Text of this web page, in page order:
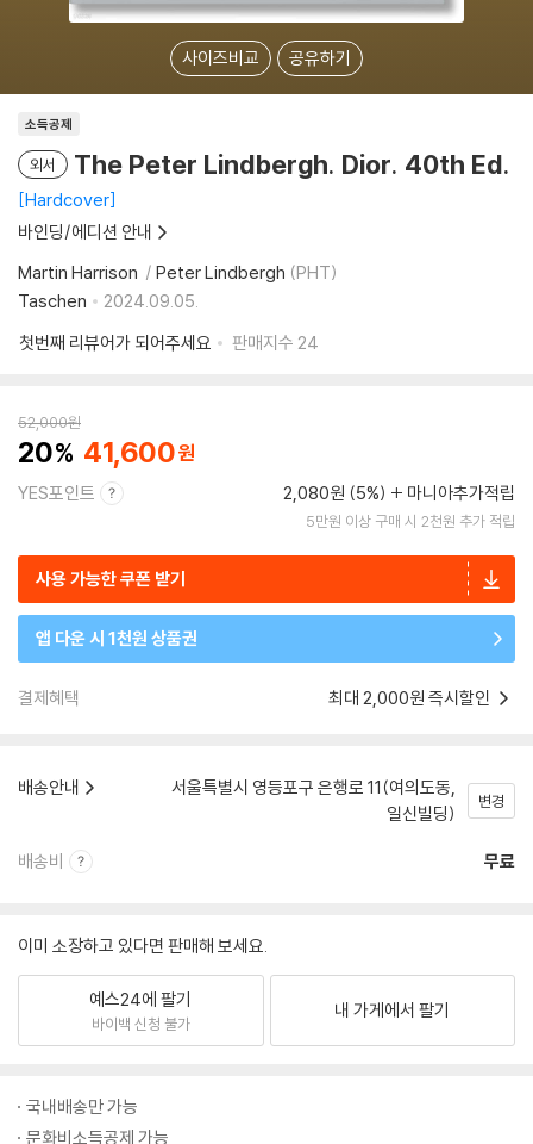
사이즈비교 공유하기
소득공제
외서 The Peter Lindbergh. Dior. 40th Ed.
Hardcover
바인딩/에디션 안내
Martin Harrison
Peter Lindbergh (PHT)
Taschen
2024.09.05.
첫번째 리뷰어가 되어주세요
판매지수 24
52,000원
20 41,600
YES포인트 2,080원 (5%) 마니아추가적립
5만원 이상 구매 시 2천원 추가 적립
사용 가능한 쿠폰 받기
앱 다운 시 1천원 상품권
결제혜택 최대 2,000원 즉시할인
배송안내
서울특별시 영등포구 은행로 11(여의도동,
일신빌딩)
변경
배송비 무료
이미 소장하고 있다면 판매해 보세요.
예스24에 팔기
바이백 신청 불가
내 가게에서 팔기
국내배송만 가능
문화비소득공제 가능